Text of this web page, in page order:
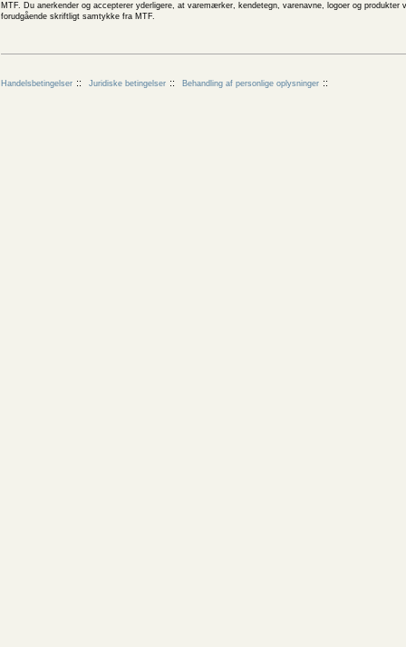
MTF. Du anerkender og accepterer yderligere, at varemærker, kendetegn, varenavne, logoer og
forudgående skriftligt samtykke fra MTF.
Handelsbetingelser Juridiske betingelser Behandling af personlige oplysninger